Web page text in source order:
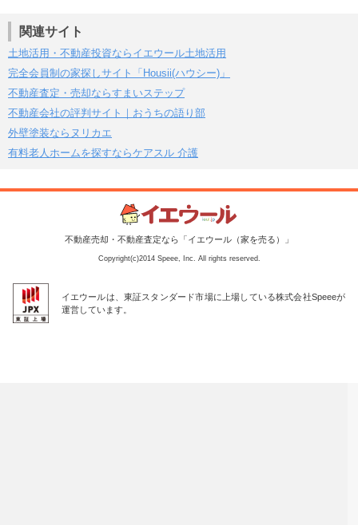
関連サイト
土地活用・不動産投資ならイエウール土地活用
完全会員制の家探しサイト「Housii(ハウシー)」
不動産査定・売却ならすまいステップ
不動産会社の評判サイト｜おうちの語り部
外壁塗装ならヌリカエ
有料老人ホームを探すならケアスル 介護
不動産売却・不動産査定なら「イエウール（家を売る）」
Copyright(c)2014 Speee, Inc. All rights reserved.
イエウールは、東証スタンダード市場に上場している株式会社Speeeが
運営しています。